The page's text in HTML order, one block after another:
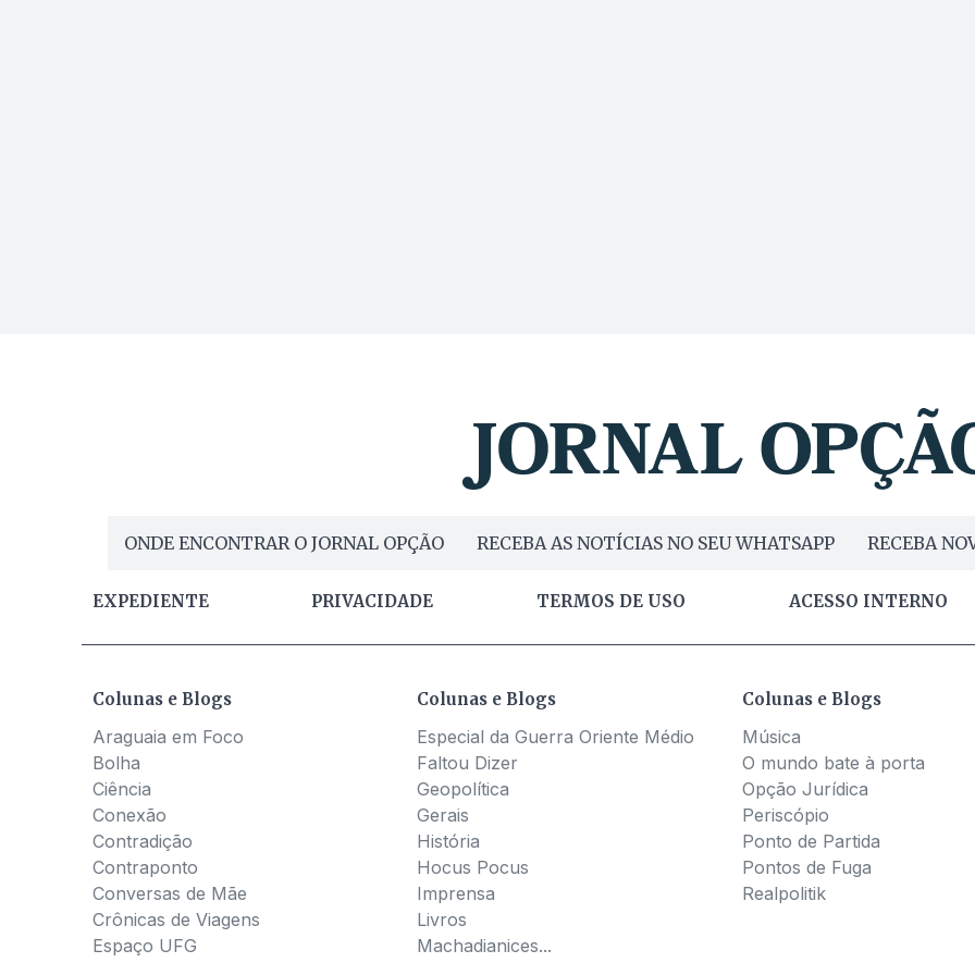
ONDE ENCONTRAR O JORNAL OPÇÃO RECEBA AS NOTÍCIAS NO SEU WHATSAPP RECEBA
EXPEDIENTE PRIVACIDADE TERMOS DE USO ACESSO INTERNO
Colunas e Blogs
Araguaia em Foco
Bolha
Ciência
Conexão
Contradição
Contraponto
Conversas de Mãe
Crônicas de Viagens
Espaço UFG
Colunas e Blogs
Especial da Guerra Oriente Médio
Faltou Dizer
Geopolítica
Gerais
História
Hocus Pocus
Imprensa
Livros
Machadianices...
Colunas e Blogs
Música
O mundo bate à porta
Opção Jurídica
Periscópio
Ponto de Partida
Pontos de Fuga
Realpolitik